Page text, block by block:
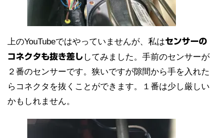
上のYouTubeではやっていませんが、私はセンサーの
コネクタも抜き差し してみました。手前のセンサーが
２番のセンサーです。狭いですが隙間から手を入れた
らコネクタを抜くことができます。１番は少し厳しい
かもしれません。